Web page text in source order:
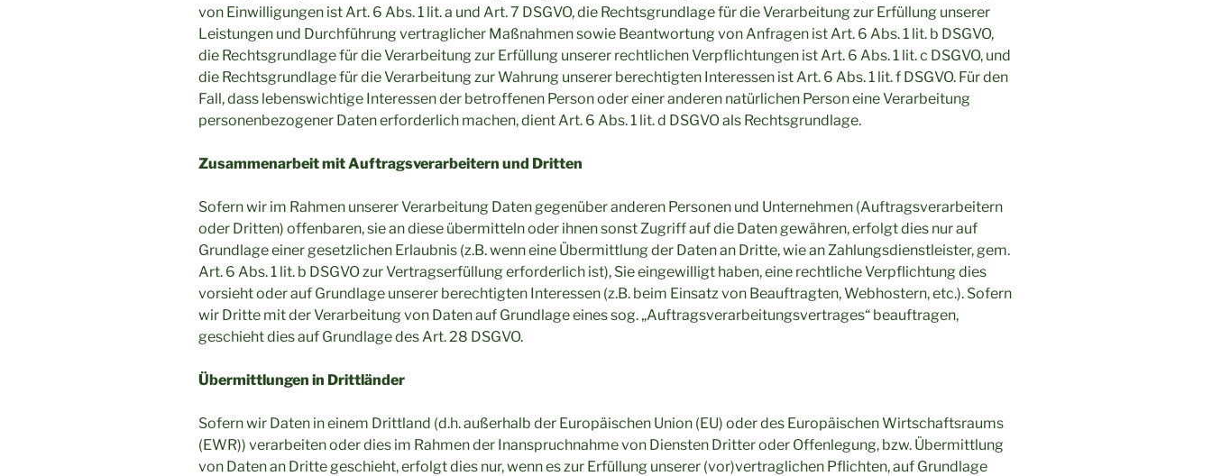
von Einwilligungen ist Art. 6 Abs. 1 lit. a und Art. 7 DSGVO, die Rechtsgrundlage für die Verarbeitung zur Erfüllung unserer
Leistungen und Durchführung vertraglicher Maßnahmen sowie Beantwortung von Anfragen ist Art. 6 Abs. 1 lit. b DSGVO,
die Rechtsgrundlage für die Verarbeitung zur Erfüllung unserer rechtlichen Verpflichtungen ist Art. 6 Abs. 1 lit. c DSGVO, und
die Rechtsgrundlage für die Verarbeitung zur Wahrung unserer berechtigten Interessen ist Art. 6 Abs. 1 lit. f DSGVO. Für den
Fall, dass lebenswichtige Interessen der betroffenen Person oder einer anderen natürlichen Person eine Verarbeitung
personenbezogener Daten erforderlich machen, dient Art. 6 Abs. 1 lit. d DSGVO als Rechtsgrundlage.
Zusammenarbeit mit Auftragsverarbeitern und Dritten
Sofern wir im Rahmen unserer Verarbeitung Daten gegenüber anderen Personen und Unternehmen (Auftragsverarbeitern
oder Dritten) offenbaren, sie an diese übermitteln oder ihnen sonst Zugriff auf die Daten gewähren, erfolgt dies nur auf
Grundlage einer gesetzlichen Erlaubnis (z.B. wenn eine Übermittlung der Daten an Dritte, wie an Zahlungsdienstleister, gem.
Art. 6 Abs. 1 lit. b DSGVO zur Vertragserfüllung erforderlich ist), Sie eingewilligt haben, eine rechtliche Verpflichtung dies
vorsieht oder auf Grundlage unserer berechtigten Interessen (z.B. beim Einsatz von Beauftragten, Webhostern, etc.). Sofern
wir Dritte mit der Verarbeitung von Daten auf Grundlage eines sog. „Auftragsverarbeitungsvertrages“ beauftragen,
geschieht dies auf Grundlage des Art. 28 DSGVO.
Übermittlungen in Drittländer
Sofern wir Daten in einem Drittland (d.h. außerhalb der Europäischen Union (EU) oder des Europäischen Wirtschaftsraums
(EWR)) verarbeiten oder dies im Rahmen der Inanspruchnahme von Diensten Dritter oder Offenlegung, bzw. Übermittlung
von Daten an Dritte geschieht, erfolgt dies nur, wenn es zur Erfüllung unserer (vor)vertraglichen Pflichten, auf Grundlage